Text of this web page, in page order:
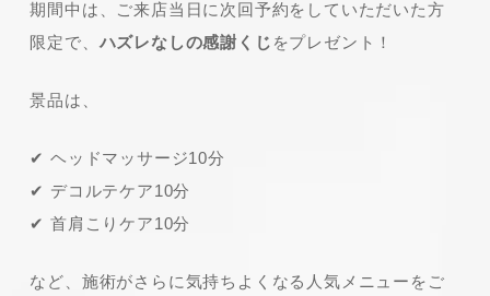
期間中は、ご来店当日に次回予約をしていただいた方
限定で、ハズレなしの感謝くじ をプレゼント！
景品は、
✔ ヘッドマッサージ10分
✔ デコルテケア10分
✔ 首肩こりケア10分
など、施術がさらに気持ちよくなる人気メニューをご